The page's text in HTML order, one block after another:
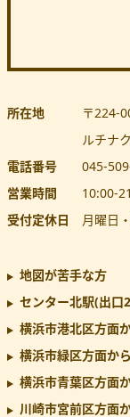
所在地 〒224-
ルチナ
電話番号
045-
営業時間
10:00-
受付定休日
月曜日
地図が苦手な方
センター北駅(出口
横浜市港北区方面
横浜市緑区方面か
横浜市青葉区方面
川崎市宮前区方面